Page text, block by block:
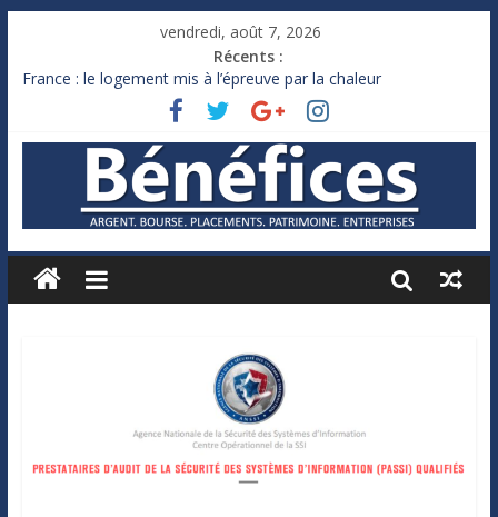
vendredi, août 7, 2026
Récents :
France : le logement mis à l’épreuve par la chaleur
Des milliards de dollars de droits de douane déjà remboursés
Royaume-Uni : Andy Burnham recule sur l’impôt
Xavier Niel, le milliardaire qui ne touche presque rien
Ruée des fortunes russes vers l’étranger